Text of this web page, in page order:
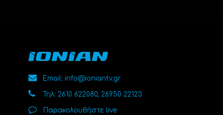
Email: info@ioniantv.gr
Τηλ: 2610 622080, 26950 22123
Παρακολουθήστε live